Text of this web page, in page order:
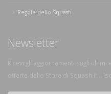
Regole dello Squash
Newsletter
Ricevi gli aggiornamenti sugli
offerte dello Store di Squash.it...